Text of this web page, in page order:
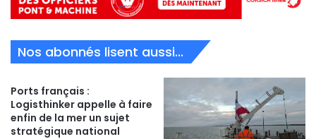
Nos abonnés lisent aussi...
Ports français :
Logisthinker appelle à faire
enfin de la mer un sujet
stratégique national